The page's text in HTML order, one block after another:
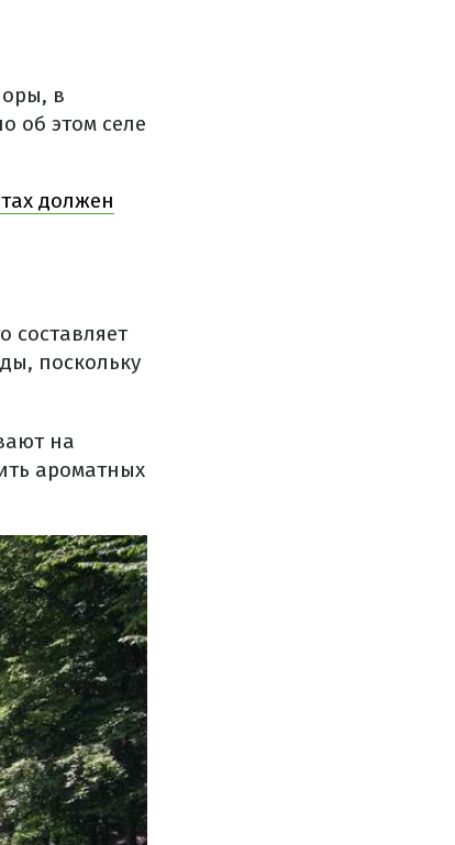
в
об этом селе
должен
составляет
поскольку
на
ароматных